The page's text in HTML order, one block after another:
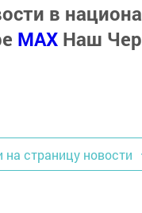
в
MАХ Наш
на страницу новости